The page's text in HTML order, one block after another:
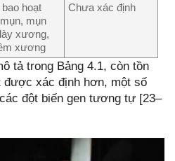
hoạt
mụn
xương,
xương
Chưa xác định
tả trong Bảng 4.1, còn tồn
xác định hơn, một số
đột biến gen tương tự [23–